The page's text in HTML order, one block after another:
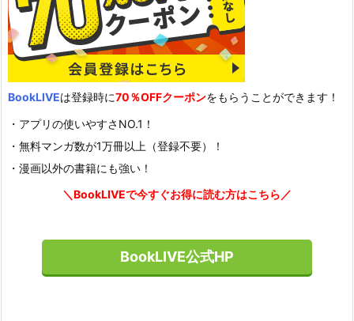
BookLIVEは登録時に70％OFFクーポンをもらうことができます！
・アプリの使いやすさNO.1！
・無料マンガ数が1万冊以上（登録不要）！
・漫画以外の書籍にも強い！
＼BookLIVEで今すぐお得に読む方はこちら／
BookLIVE公式HP